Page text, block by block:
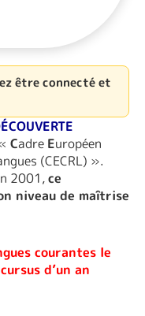
être connecté et
Cadre Européen
(CECRL) ».
2001,ce
niveau de maîtrise
courantes le
d’un an